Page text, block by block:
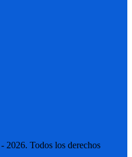
Todos los derechos